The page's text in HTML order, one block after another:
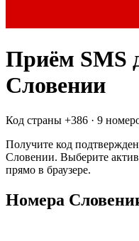
Приём SMS
Словении
Код страны +386 · 9
Получите код
Словении. Выберите
прямо в браузере.
Номера